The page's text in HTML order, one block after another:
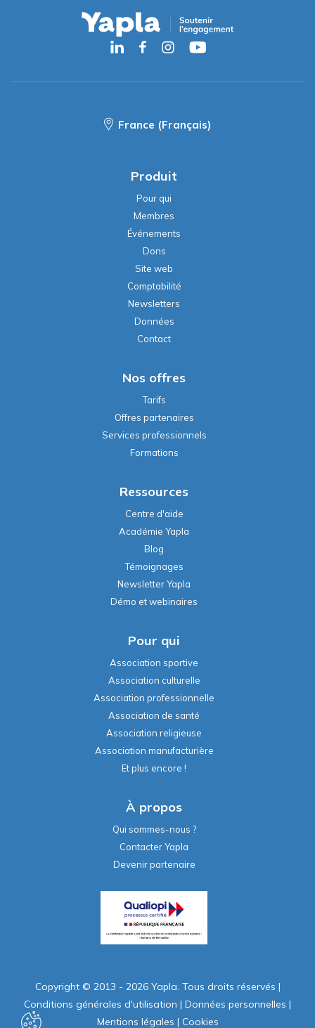
France (Français)
Produit
Pour qui
Membres
Événements
Dons
Site web
Comptabilité
Newsletters
Données
Contact
Nos offres
Tarifs
Offres partenaires
Services professionnels
Formations
Ressources
Centre d'aide
Académie Yapla
Blog
Témoignages
Newsletter Yapla
Démo et webinaires
Pour qui
Association sportive
Association culturelle
Association professionnelle
Association de santé
Association religieuse
Association manufacturière
Et plus encore !
À propos
Qui sommes-nous ?
Contacter Yapla
Devenir partenaire
Copyright © 2013 - 2026 Yapla. Tous droits réservés |
Conditions générales d'utilisation | Données personnelles |
Mentions légales | Cookies